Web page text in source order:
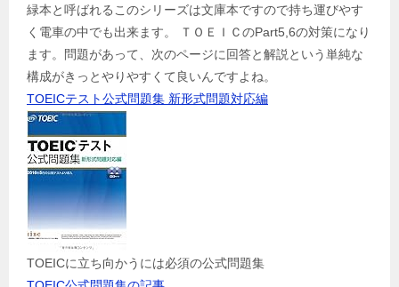
緑本と呼ばれるこのシリーズは文庫本ですので持ち運びやす
く電車の中でも出来ます。 ＴＯＥＩＣのPart5,6の対策になり
ます。問題があって、次のページに回答と解説という単純な
構成がきっとやりやすくて良いんですよね。
TOEICテスト公式問題集 新形式問題対応編
TOEICに立ち向かうには必須の公式問題集